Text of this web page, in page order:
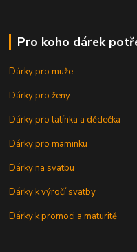
Pro koho dárek
Dárky pro muže
Dárky pro ženy
Dárky pro tatínka a dědečka
Dárky pro maminku
Dárky na svatbu
Dárky k výročí svatby
Dárky k promoci a maturitě